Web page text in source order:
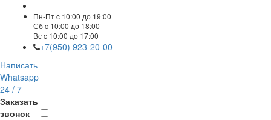
Пн-Пт c 10:00 до 19:00
Сб c 10:00 до 18:00
Вс c 10:00 до 17:00
+7(950) 923-20-00
Написать
Whatsapp
24 / 7
Заказать
звонок